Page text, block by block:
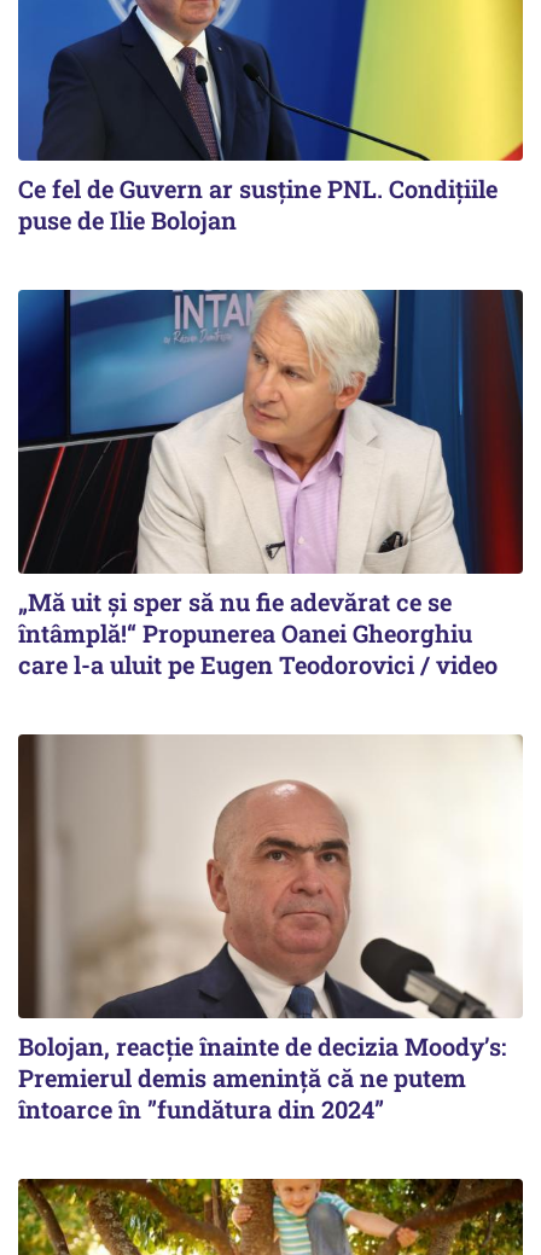
Ce fel de Guvern ar susține PNL. Condițiile
puse de Ilie Bolojan
„Mă uit și sper să nu fie adevărat ce se
întâmplă!“ Propunerea Oanei Gheorghiu
care l-a uluit pe Eugen Teodorovici / video
Bolojan, reacție înainte de decizia Moody’s:
Premierul demis amenință că ne putem
întoarce în ”fundătura din 2024”